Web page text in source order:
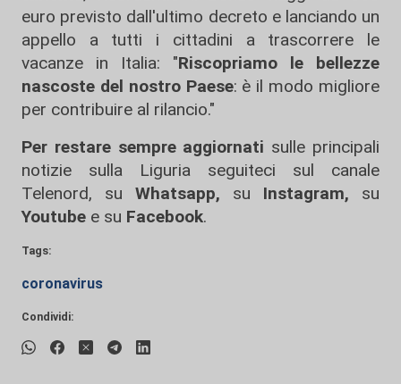
euro previsto dall'ultimo decreto e lanciando un
appello a tutti i cittadini a trascorrere le
vacanze in Italia: "Riscopriamo le bellezze
nascoste del nostro Paese: è il modo migliore
per contribuire al rilancio."
Per restare sempre aggiornati sulle principali
notizie sulla Liguria seguiteci sul canale
Telenord, su
Whatsapp, su Instagram, su
Youtube e su Facebook.
Tags:
coronavirus
Condividi: